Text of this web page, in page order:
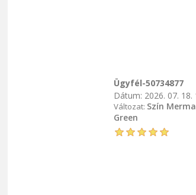
Ügyfél-50734877
Dátum: 2026. 07. 18.
Változat: Szín
Green